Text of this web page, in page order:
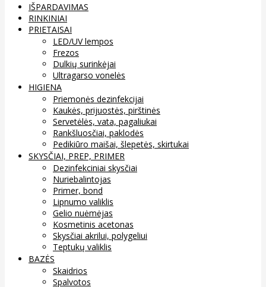
IŠPARDAVIMAS
RINKINIAI
PRIETAISAI
LED/UV lempos
Frezos
Dulkių surinkėjai
Ultragarso vonelės
HIGIENA
Priemonės dezinfekcijai
Kaukės, prijuostės, pirštinės
Servetėlės, vata, pagaliukai
Rankšluosčiai, paklodės
Pedikiūro maišai, šlepetės, skirtukai
SKYSČIAI, PREP, PRIMER
Dezinfekciniai skysčiai
Nuriebalintojas
Primer, bond
Lipnumo valiklis
Gelio nuėmėjas
Kosmetinis acetonas
Skysčiai akrilui, polygeliui
Teptukų valiklis
BAZĖS
Skaidrios
Spalvotos